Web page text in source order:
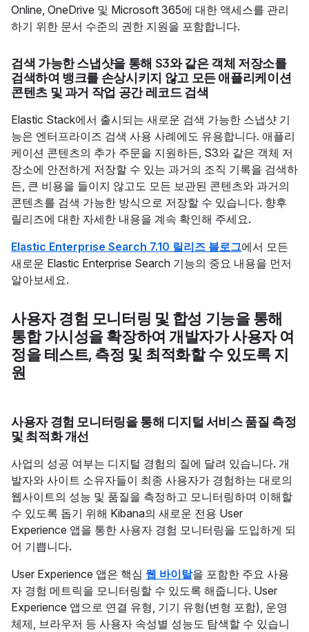
Online, OneDrive 및 Microsoft 365에 대한 액세스를 관리
하기 위한 문서 수준의 권한 지원을 포함합니다.
검색 가능한 스냅샷을 통해 S3와 같은 객체 저장소를
검색하여 뱅크를 손상시키지 않고 모든 애플리케이션
콘텐츠 및 과거 작업 공간 레코드 검색
Elastic Stack에서 출시되는 새로운 검색 가능한 스냅샷 기
능은 엔터프라이즈 검색 사용 사례에도 유용합니다. 애플리
케이션 콘텐츠의 추가 주문을 지원하든, S3와 같은 객체 저
장소에 안전하게 저장할 수 있는 과거의 조직 기록을 검색하
든, 큰 비용을 들이지 않고도 모든 보관된 콘텐츠와 과거의
콘텐츠를 검색 가능한 방식으로 저장할 수 있습니다. 향후
릴리즈에 대한 자세한 내용을 계속 확인해 주세요.
Elastic Enterprise Search 7.10 릴리즈 블로그에서 모든
새로운 Elastic Enterprise Search 기능의 중요 내용을 먼저
알아보세요.
사용자 경험 모니터링 및 합성 기능을 통해
통합 가시성을 확장하여 개발자가 사용자 여
정을 테스트, 측정 및 최적화할 수 있도록 지
원
사용자 경험 모니터링을 통해 디지털 서비스 품질 측정
및 최적화 개선
사업의 성공 여부는 디지털 경험의 질에 달려 있습니다. 개
발자와 사이트 소유자들이 최종 사용자가 경험하는 대로의
웹사이트의 성능 및 품질을 측정하고 모니터링하며 이해할
수 있도록 돕기 위해 Kibana의 새로운 전용 User
Experience 앱을 통한 사용자 경험 모니터링을 도입하게 되
어 기쁩니다.
User Experience 앱은 핵심 웹 바이탈을 포함한 주요 사용
자 경험 메트릭을 모니터링할 수 있도록 해줍니다. User
Experience 앱으로 연결 유형, 기기 유형(변형 포함), 운영
체제, 브라우저 등 사용자 속성별 성능도 탐색할 수 있습니